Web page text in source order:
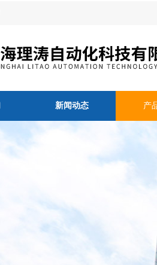
新闻动态 产